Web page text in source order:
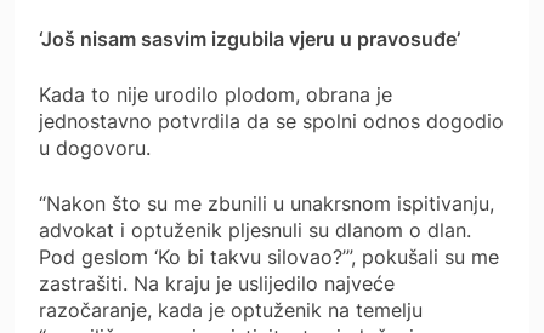
‘Još nisam sasvim izgubila vjeru u pravosuđe’
Kada to nije urodilo plodom, obrana je
jednostavno potvrdila da se spolni odnos dogodio
u dogovoru.
“Nakon što su me zbunili u unakrsnom ispitivanju,
advokat i optuženik pljesnuli su dlanom o dlan.
Pod geslom ‘Ko bi takvu silovao?’”, pokušali su me
zastrašiti. Na kraju je uslijedilo najveće
razočaranje, kada je optuženik na temelju